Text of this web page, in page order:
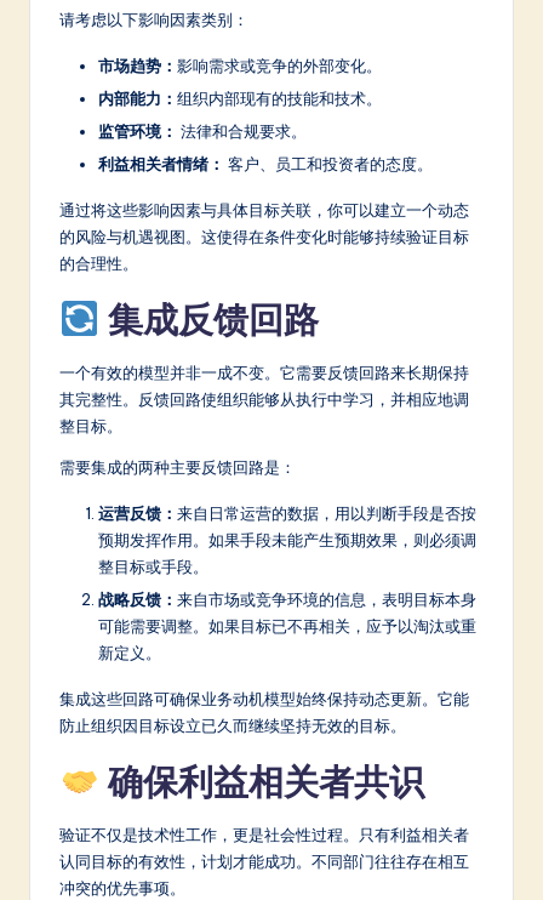
请考虑以下影响因素类别：
市场趋势： 影响需求或竞争的外部变化。
内部能力： 组织内部现有的技能和技术。
监管环境： 法律和合规要求。
利益相关者情绪： 客户、员工和投资者的态度。
通过将这些影响因素与具体目标关联，你可以建立一个动态
的风险与机遇视图。这使得在条件变化时能够持续验证目标
的合理性。
集成反馈回路
一个有效的模型并非一成不变。它需要反馈回路来长期保持
其完整性。反馈回路使组织能够从执行中学习，并相应地调
整目标。
需要集成的两种主要反馈回路是：
运营反馈： 来自日常运营的数据，用以判断手段是否按
预期发挥作用。如果手段未能产生预期效果，则必须调
整目标或手段。
战略反馈： 来自市场或竞争环境的信息，表明目标本身
可能需要调整。如果目标已不再相关，应予以淘汰或重
新定义。
集成这些回路可确保业务动机模型始终保持动态更新。它能
防止组织因目标设立已久而继续坚持无效的目标。
确保利益相关者共识
验证不仅是技术性工作，更是社会性过程。只有利益相关者
认同目标的有效性，计划才能成功。不同部门往往存在相互
冲突的优先事项。